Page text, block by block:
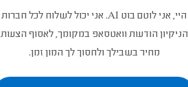
היי, אני לוטם בוט AI. אני יכול לשלוח לכל חברות
הניקיון הודעות וואטסאפ במקומך, לאסוף הצעות
מחיר בשבילך ולחסוך לך המון זמן.